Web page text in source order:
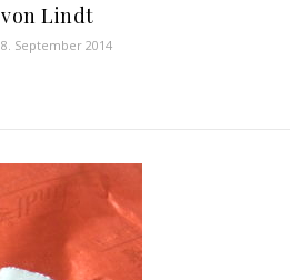
von Lindt
8. September 2014